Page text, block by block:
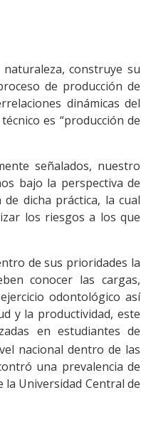
construye su
de producción de
dinámicas del
es “producción de
señalados, nuestro
bajo la perspectiva de
dicha práctica, la cual
los riesgos a los que
de sus prioridades la
conocer las cargas,
odontológico así
y la productividad, este
en estudiantes de
nacional dentro de las
una prevalencia de
la Universidad Central de